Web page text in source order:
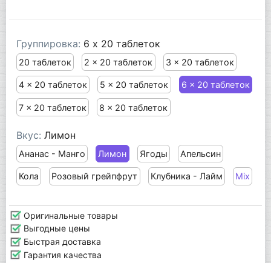
Группировка: 6 x 20 таблеток
20 таблеток 2 x 20 таблеток 3 x 20 таблеток
4 x 20 таблеток 5 x 20 таблеток 6 x 20 таблеток
7 x 20 таблеток 8 x 20 таблеток
Вкус: Лимон
Ананас - Манго Лимон Ягоды Апельсин
Кола Розовый грейпфрут Клубника - Лайм Mix
Оригинальные товары
Выгодные цены
Быстрая доставка
Гарантия качества